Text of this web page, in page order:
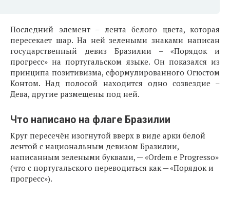
Последний элемент – лента белого цвета, которая
пересекает шар. На ней зелеными знаками написан
государственный девиз Бразилии – «Порядок и
прогресс» на португальском языке. Он показался из
принципа позитивизма, сформулированного Огюстом
Контом. Над полосой находится одно созвездие –
Дева, другие размещены под ней.
Что написано на флаге Бразилии
Круг пересечён изогнутой вверх в виде арки белой
лентой с национальным девизом Бразилии,
написанным зелеными буквами, — «Ordem e Progresso»
(что с португальского переводиться как — «Порядок и
прогресс»).